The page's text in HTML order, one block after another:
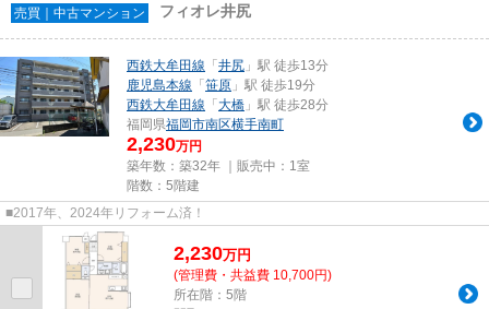
売買｜中古マンション フィオレ井尻
西鉄大牟田線 「 井尻 」駅 徒歩13分
鹿児島本線 「 笹原 」駅 徒歩19分
西鉄大牟田線 「 大橋 」駅 徒歩28分
福岡県福岡市南区横手南町
2,230万円
築年数：築32年 ｜販売中： 1室
階数：5階建
■2017年、2024年リフォーム済！
2,230万円
(管理費・共益費 10,700円)
所在階：5階